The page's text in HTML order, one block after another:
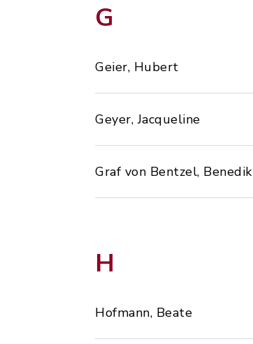
G
Geier, Hubert
Geyer, Jacqueline
Graf von Bentzel,
H
Hofmann, Beate